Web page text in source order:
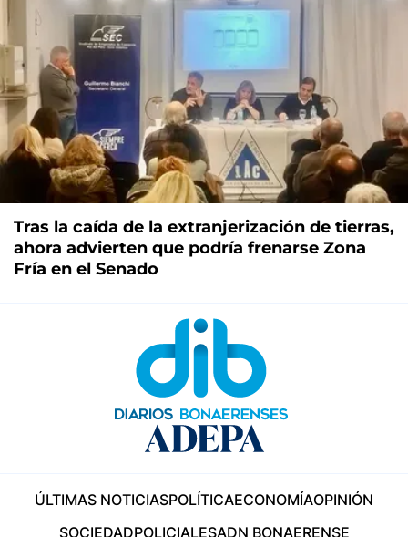
Tras la caída de la extranjerización de tierras,
ahora advierten que podría frenarse Zona
Fría en el Senado
ÚLTIMAS NOTICIASPOLÍTICAECONOMÍAOPINIÓN
SOCIEDADPOLICIALESADN BONAERENSE